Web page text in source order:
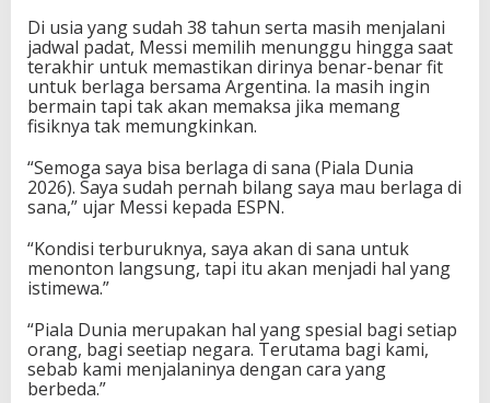
Di usia yang sudah 38 tahun serta masih menjalani
jadwal padat, Messi memilih menunggu hingga saat
terakhir untuk memastikan dirinya benar-benar fit
untuk berlaga bersama Argentina. Ia masih ingin
bermain tapi tak akan memaksa jika memang
fisiknya tak memungkinkan.
“Semoga saya bisa berlaga di sana (Piala Dunia
2026). Saya sudah pernah bilang saya mau berlaga di
sana,” ujar Messi kepada ESPN.
“Kondisi terburuknya, saya akan di sana untuk
menonton langsung, tapi itu akan menjadi hal yang
istimewa.”
“Piala Dunia merupakan hal yang spesial bagi setiap
orang, bagi seetiap negara. Terutama bagi kami,
sebab kami menjalaninya dengan cara yang
berbeda.”